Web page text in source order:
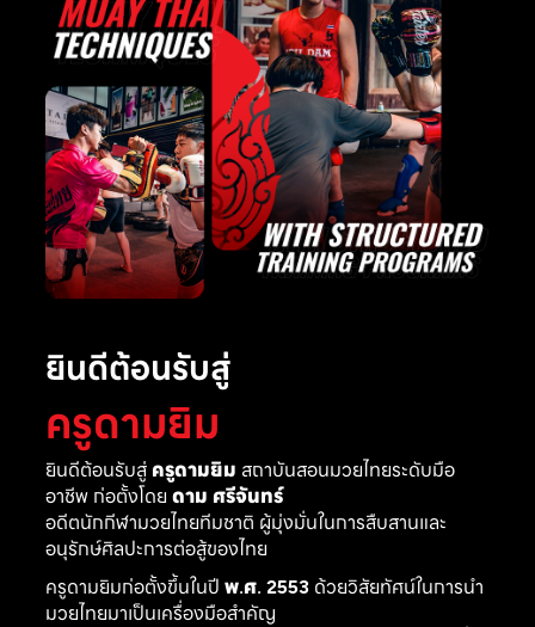
ยินดีต้อนรับสู่
ครูดามยิม
ยินดีต้อนรับสู่ ครูดามยิม สถาบันสอนมวยไทยระดับมือ
อาชีพ ก่อตั้งโดย ดาม ศรีจันทร์
อดีตนักกีฬามวยไทยทีมชาติ ผู้มุ่งมั่นในการสืบสานและ
อนุรักษ์ศิลปะการต่อสู้ของไทย
ครูดามยิมก่อตั้งขึ้นในปี พ.ศ. 2553ด้วยวิสัยทัศน์ในการนำ
มวยไทยมาเป็นเครื่องมือสำคัญ